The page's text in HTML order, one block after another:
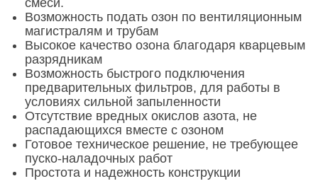
смеси.
Возможность подать озон по вентиляционным
магистралям и трубам
Высокое качество озона благодаря кварцевым
разрядникам
Возможность быстрого подключения
предварительных фильтров, для работы в
условиях сильной запыленности
Отсутствие вредных окислов азота, не
распадающихся вместе с озоном
Готовое техническое решение, не требующее
пуско-наладочных работ
Простота и надежность конструкции